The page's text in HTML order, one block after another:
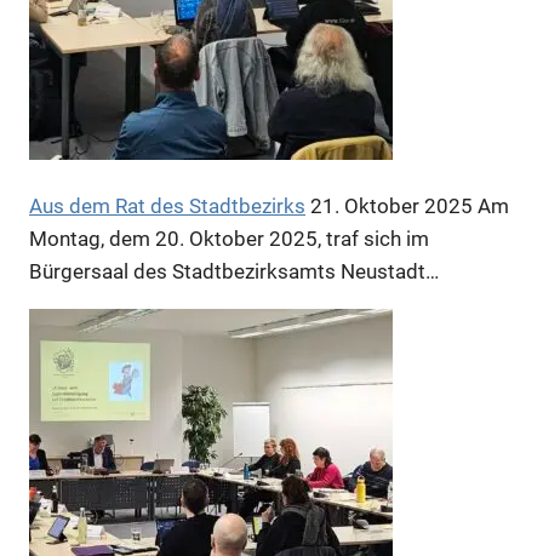
Aus dem Rat des Stadtbezirks 21. Oktober 2025 Am
Montag, dem 20. Oktober 2025, traf sich im
Bürgersaal des Stadtbezirksamts Neustadt…